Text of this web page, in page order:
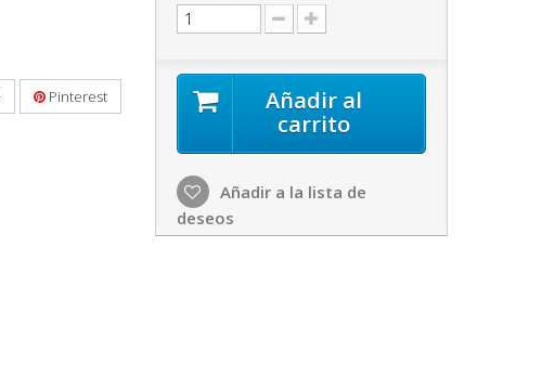
Pinterest
Añadir al
carrito
Añadir a la lista de
deseos